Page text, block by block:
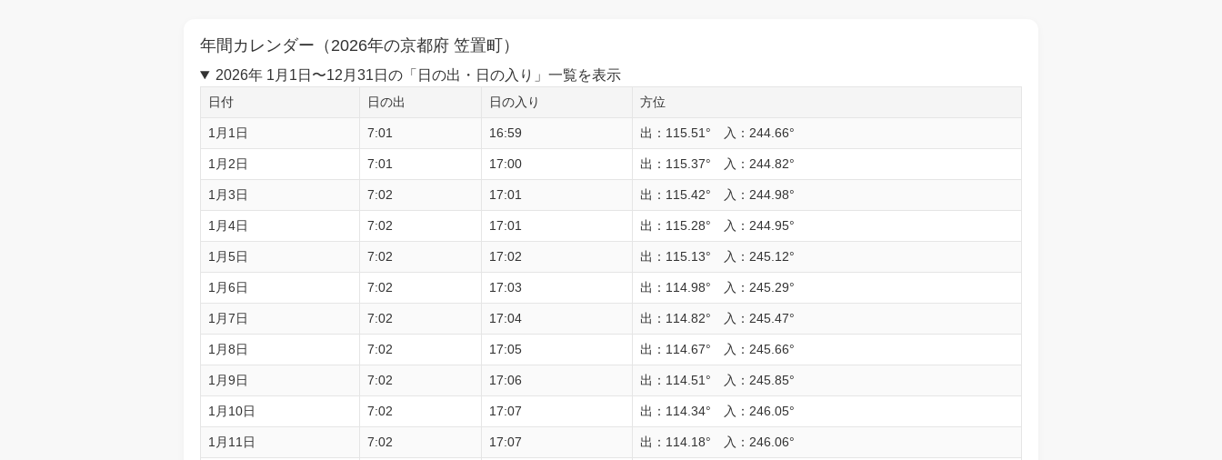
年間カレンダー（2026年の京都府 笠置町）
2026年 1月1日〜12月31日の「日の出・日の入り」一覧を表示
日付 日の出 日の入り 方位
1月1日 7:01 16:59 出：115.51° 入：244.66°
1月2日 7:01 17:00 出：115.37° 入：244.82°
1月3日 7:02 17:01 出：115.42° 入：244.98°
1月4日 7:02 17:01 出：115.28° 入：244.95°
1月5日 7:02 17:02 出：115.13° 入：245.12°
1月6日 7:02 17:03 出：114.98° 入：245.29°
1月7日 7:02 17:04 出：114.82° 入：245.47°
1月8日 7:02 17:05 出：114.67° 入：245.66°
1月9日 7:02 17:06 出：114.51° 入：245.85°
1月10日 7:02 17:07 出：114.34° 入：246.05°
1月11日 7:02 17:07 出：114.18° 入：246.06°